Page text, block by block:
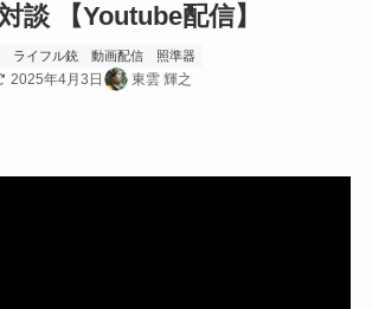
談 【Youtube配信】
ライフル銃 動画配信 照準器
2025年4月3日 東雲 輝之